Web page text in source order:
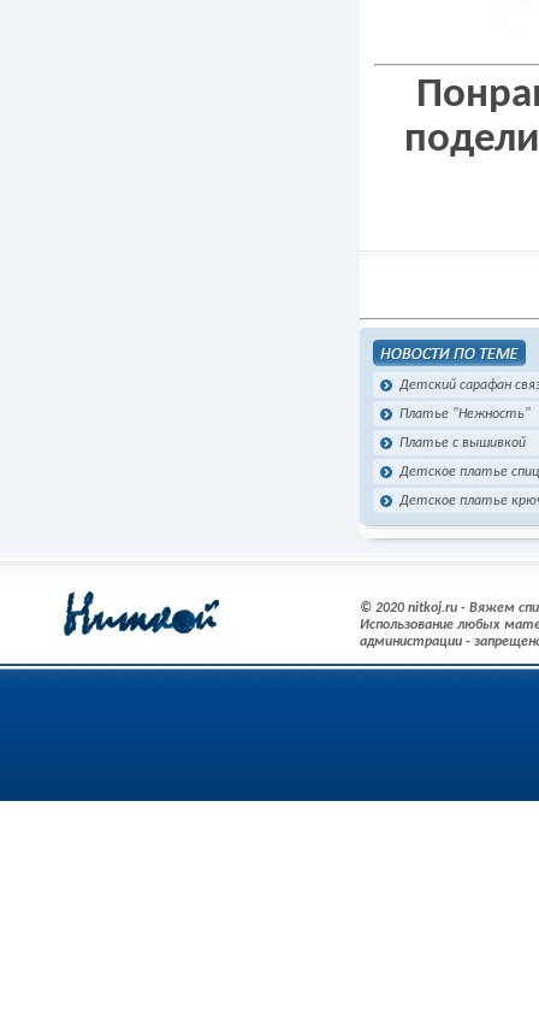
Детский сарафан
Платье "Нежность"
Платье с вышивкой
Детское платье
Детское платье
© 2020 nitkoj.ru - Вяжем
Использование любых
администрации -